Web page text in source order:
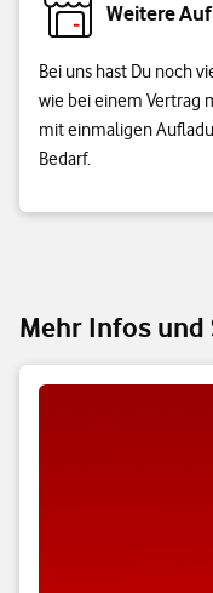
Weitere
Bei uns hast Du noch
wie bei einem Vertrag
mit einmaligen
Bedarf.
Mehr Infos und